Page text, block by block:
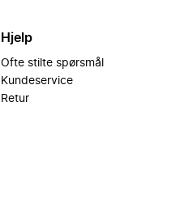
Hjelp
Ofte stilte spørsmål
Kundeservice
Retur